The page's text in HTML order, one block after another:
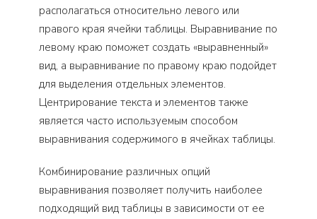
располагаться относительно левого или
правого края ячейки таблицы. Выравнивание по
левому краю поможет создать «выравненный»
вид, а выравнивание по правому краю подойдет
для выделения отдельных элементов.
Центрирование текста и элементов также
является часто используемым способом
выравнивания содержимого в ячейках таблицы.
Комбинирование различных опций
выравнивания позволяет получить наиболее
подходящий вид таблицы в зависимости от ее